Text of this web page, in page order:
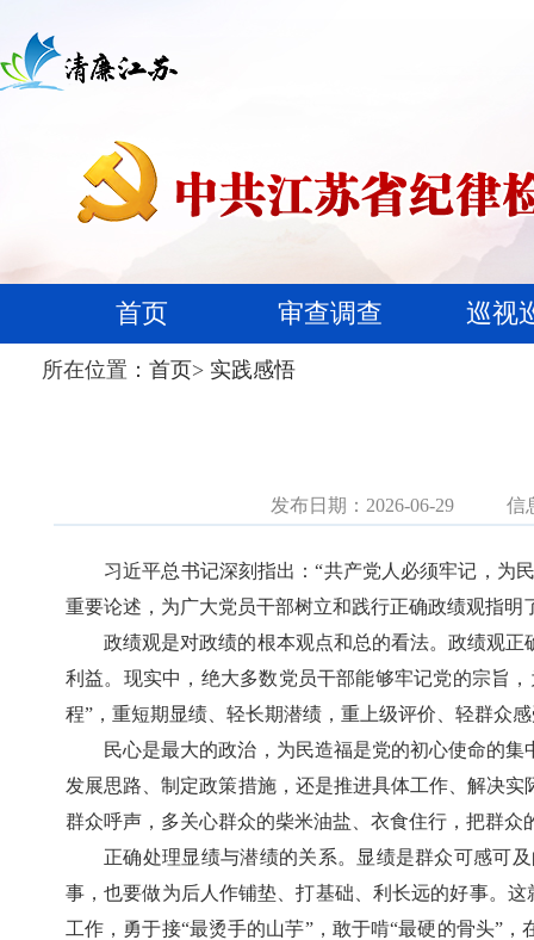
首页 审查调查 巡视
所在位置： 首页> 实践感悟
发布日期：2026-06-29 信
习近平总书记深刻指出：“共产党人必须牢记，为
重要论述，为广大党员干部树立和践行正确政绩观指明
政绩观是对政绩的根本观点和总的看法。政绩观
利益。现实中，绝大多数党员干部能够牢记党的宗旨
程”，重短期显绩、轻长期潜绩，重上级评价、轻群众
民心是最大的政治，为民造福是党的初心使命的
发展思路、制定政策措施，还是推进具体工作、解决
群众呼声，多关心群众的柴米油盐、衣食住行，把群众
正确处理显绩与潜绩的关系。显绩是群众可感可
事，也要做为后人作铺垫、打基础、利长远的好事。
工作，勇于接“最烫手的山芋”，敢于啃“最硬的骨头”